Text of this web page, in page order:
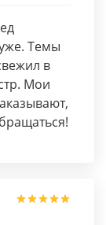
Темы
в
Мои